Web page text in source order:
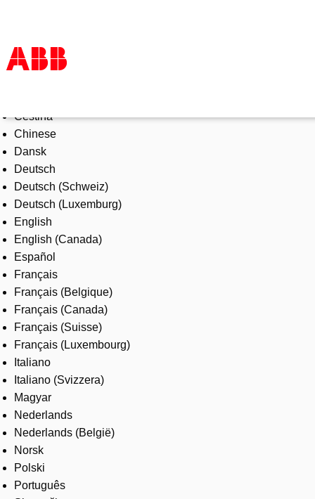
Products & Solutions
Industries
Services
About us
Where to buy
Contact us
Careers
Čeština
Chinese
Dansk
Deutsch
Deutsch (Schweiz)
Deutsch (Luxemburg)
English
English (Canada)
Español
Français
Français (Belgique)
Français (Canada)
Français (Suisse)
Français (Luxembourg)
Italiano
Italiano (Svizzera)
Magyar
Nederlands
Nederlands (België)
Norsk
Polski
Português